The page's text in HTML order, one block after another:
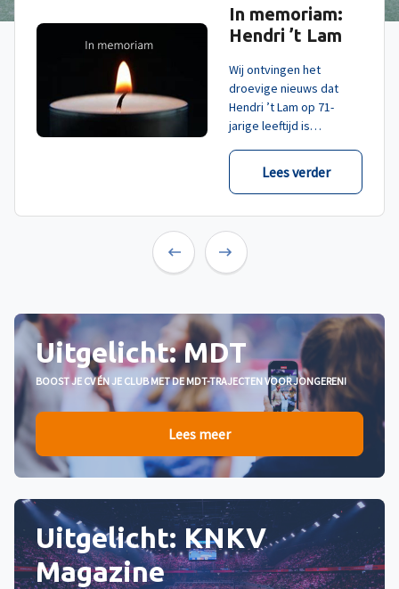
In memoriam:
Hendri ’t Lam
Wij ontvingen het
droevige nieuws dat
Hendri ’t Lam op 71-
jarige leeftijd is
de familie, vrienden en
naasten veel kracht toe
Lees verder
Uitgelicht: MDT
BOOST JE CV ÉN JE CLUB MET DE MDT-TRAJECTEN VOOR JONGEREN!
Lees meer
Uitgelicht: KNKV
Magazine